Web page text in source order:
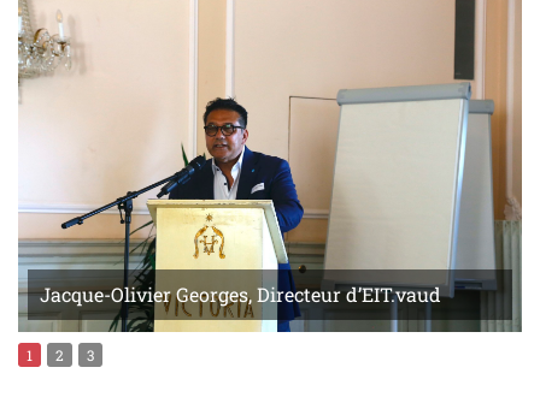
Jacque-Olivier Georges, Directeur d’EIT.vaud
1 2 3